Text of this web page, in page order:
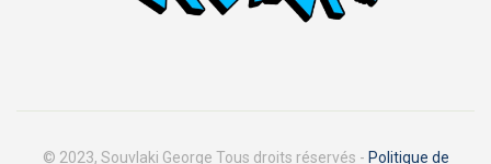
© 2023, Souvlaki George Tous droits réservés - Politique de